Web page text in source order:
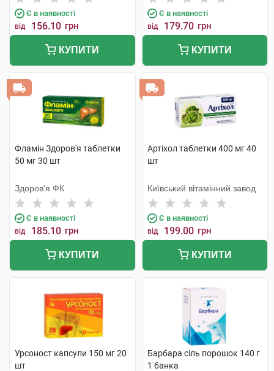
Є в наявності
від 156.10 грн
КУПИТИ
Є в наявності
від 179.70 грн
КУПИТИ
Фламін Здоров'я таблетки
50 мг 30 шт
Здоров'я ФК
Є в наявності
від 185.10 грн
КУПИТИ
Артіхол таблетки 400 мг 40
шт
Київський вітамінний завод
Є в наявності
від 199.00 грн
КУПИТИ
Урсоност капсули 150 мг 20
шт
Барбара сіль порошок 140 г
1 банка